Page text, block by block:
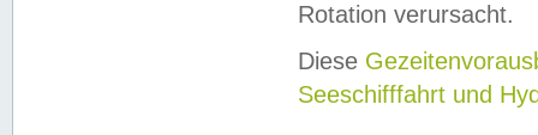
Rotation verursacht.
Diese
Seeschifffahrt und